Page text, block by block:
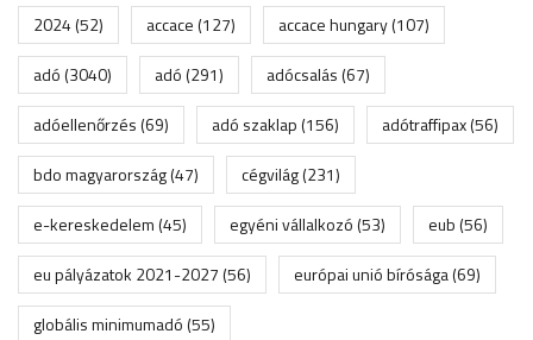
2024(52) accace(127) accace hungary(107)
adó(3040) adó(291) adócsalás(67)
adóellenőrzés(69) adó szaklap(156) adótraffipax(56)
bdo magyarország(47) cégvilág(231)
e-kereskedelem(45) egyéni vállalkozó(53) eub(56)
eu pályázatok 2021-2027(56) európai unió bírósága(69)
globális minimumadó(55)